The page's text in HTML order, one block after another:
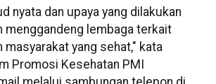
nyata dan upaya yang dilakukan
menggandeng lembaga terkait
masyarakat yang sehat," kata
Promosi Kesehatan PMI